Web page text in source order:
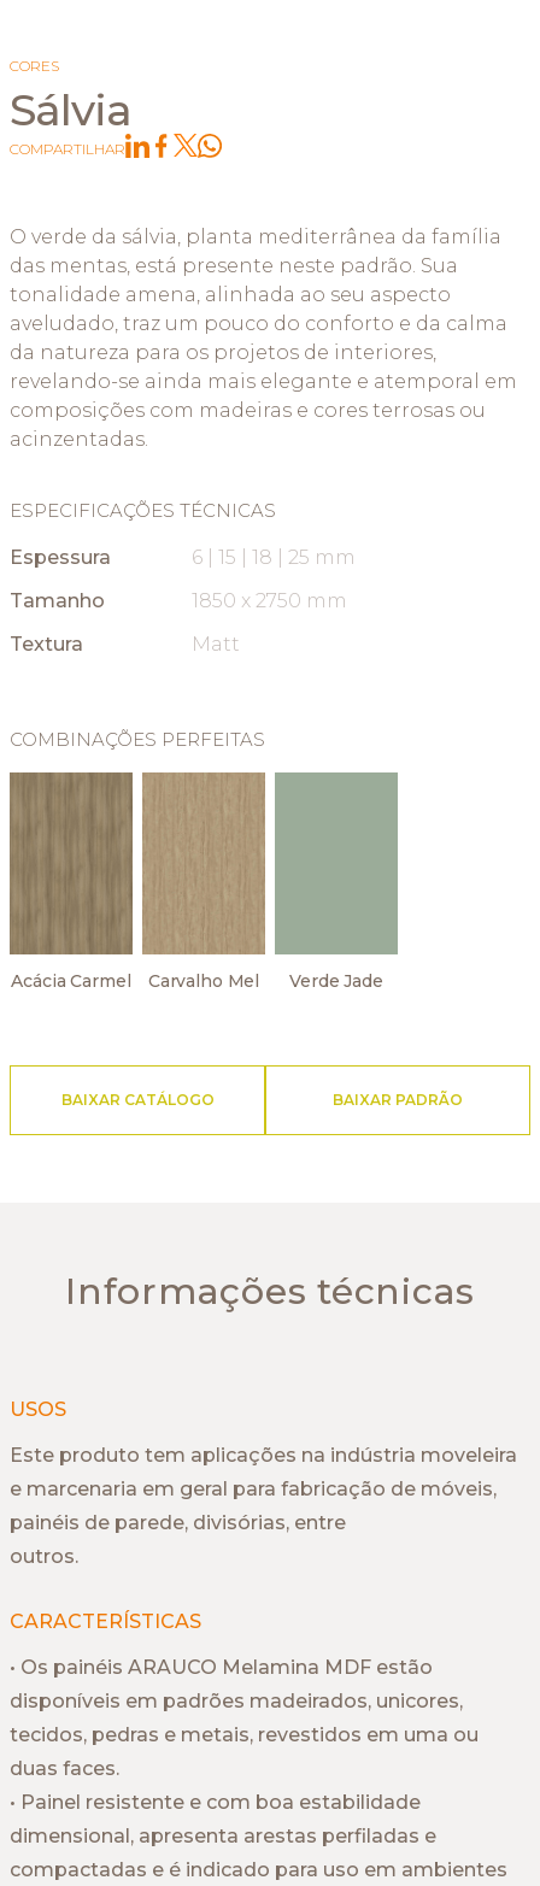
CORES
Sálvia
COMPARTILHAR
O verde da sálvia, planta mediterrânea da família
das mentas, está presente neste padrão. Sua
tonalidade amena, alinhada ao seu aspecto
aveludado, traz um pouco do conforto e da calma
da natureza para os projetos de interiores,
revelando-se ainda mais elegante e atemporal em
composições com madeiras e cores terrosas ou
acinzentadas.
ESPECIFICAÇÕES TÉCNICAS
Espessura
6 | 15 | 18 | 25 mm
Tamanho
1850 x 2750 mm
Textura
Matt
COMBINAÇÕES PERFEITAS
Acácia Carmel Carvalho Mel Verde Jade
BAIXAR CATÁLOGO BAIXAR PADRÃO
Informações técnicas
USOS
Este produto tem aplicações na indústria moveleira
e marcenaria em geral para fabricação de móveis,
painéis de parede, divisórias, entre
outros.
CARACTERÍSTICAS
• Os painéis ARAUCO Melamina MDF estão
disponíveis em padrões madeirados, unicores,
tecidos, pedras e metais, revestidos em uma ou
duas faces.
• Painel resistente e com boa estabilidade
dimensional, apresenta arestas perfiladas e
compactadas e é indicado para uso em ambientes